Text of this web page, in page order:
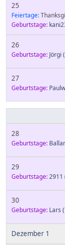
25
Feiertage:
Geburtstage:
26
Geburtstage: Jörgi
27
Geburtstage:
28
Geburtstage:
29
Geburtstage:2911
30
Geburtstage: Lars
Dezember 1